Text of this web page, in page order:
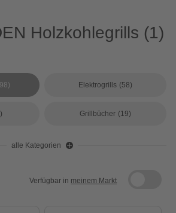
Holzkohlegrills (1)
Elektrogrills (58)
Grillbücher (19)
alle Kategorien
Verfügbar in meinem Markt